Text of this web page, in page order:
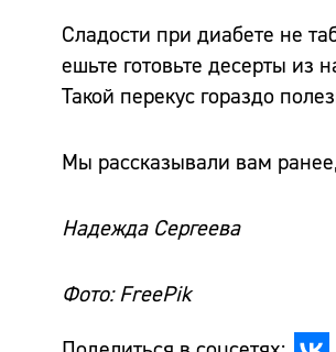
Сладости при диабете не
ешьте готовьте десерты из
Такой перекус гораздо
Мы рассказывали вам
Надежда Сергеева
Фото: FreePik